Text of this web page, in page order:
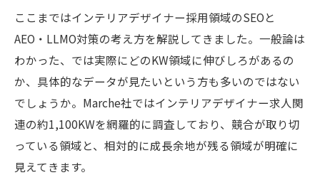
ここまではインテリアデザイナー採用領域のSEOと
AEO・LLMO対策の考え方を解説してきました。一般論は
わかった、では実際にどのKW領域に伸びしろがあるの
か、具体的なデータが見たいという方も多いのではない
でしょうか。Marche社ではインテリアデザイナー求人関
連の約1,100KWを網羅的に調査しており、競合が取り切
っている領域と、相対的に成長余地が残る領域が明確に
見えてきます。